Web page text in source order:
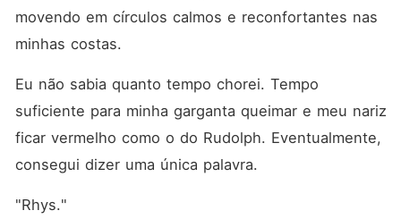
movendo em círculos calmos e reconfortantes nas
minhas costas.
Eu não sabia quanto tempo chorei. Tempo
suficiente para minha garganta queimar e meu nariz
ficar vermelho como o do Rudolph. Eventualmente,
consegui dizer uma única palavra.
"Rhys."